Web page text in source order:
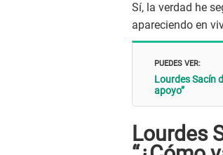
Sí, la verdad he
apareciendo en
PUEDES VER:
Lourdes Sacín
apoyo”
Lourdes